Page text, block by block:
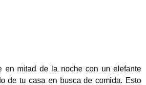
en mitad de la noche con un elefante
de tu casa en busca de comida. Esto